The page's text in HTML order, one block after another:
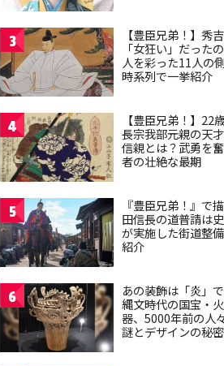
3
【豊臣兄弟！】秀
「女狂い」だった
人を彩った11人の
時系列で一挙紹介
4
【豊臣兄弟！】22
長宗我部元親の天
信親とは？武勇を
者の壮絶な最期
5
『豊臣兄弟！』で
田信長の道普請は
が実施した街道整
紹介
6
あの装飾は「炎」
縄文時代の国宝・
器、5000年前の人
謎とデザインの秘密